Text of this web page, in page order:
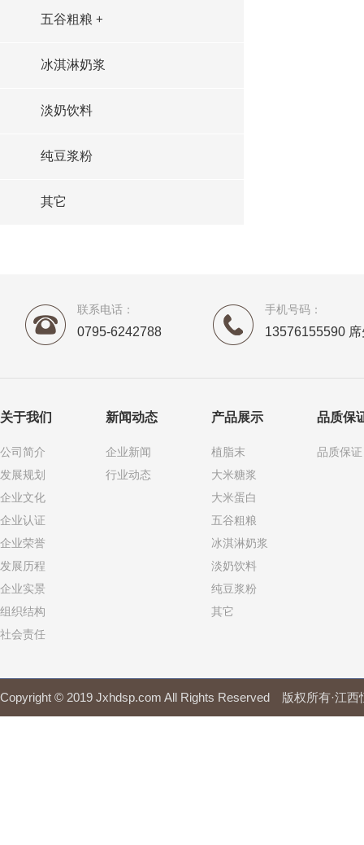
五谷粗粮 +
冰淇淋奶浆
淡奶饮料
纯豆浆粉
其它
联系电话：
0795-6242788
手机号码：
13576155590
关于我们
公司简介
发展规划
企业文化
企业认证
企业荣誉
发展历程
企业实景
组织结构
社会责任
新闻动态
企业新闻
行业动态
产品展示
植脂末
大米糖浆
大米蛋白
五谷粗粮
冰淇淋奶浆
淡奶饮料
纯豆浆粉
其它
品质保
品质保证
Copyright © 2019 Jxhdsp.com All Rights Reserved 版权所有·江